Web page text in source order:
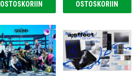
OSTOSKORIIN OSTOSKORIIN